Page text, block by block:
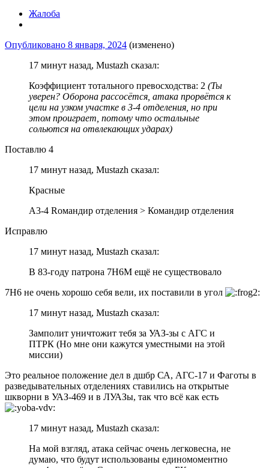
Жалоба
Опубликовано 8 января, 2024 (изменено)
17 минут назад, Mustazh сказал:
Коэффициент тотального превосходства: 2 (Ты
уверен? Оборона рассосётся, атака прорвётся к
цели на узком участке в 3-4 отделения, но при
этом проиграет, потому что остальные
сольются на отвлекающих ударах)
Поставлю 4
17 минут назад, Mustazh сказал:
Красные
А3-4 Rомандир отделения > Командир отделения
Исправлю
17 минут назад, Mustazh сказал:
В 83-году патрона 7Н6М ещё не существовало
7Н6 не очень хорошо себя вели, их поставили в угол
17 минут назад, Mustazh сказал:
Замполит уничтожит тебя за УАЗ-зы с АГС и
ПТРК (Но мне они кажутся уместными на этой
миссии)
Это реальное положение дел в дшбр СА, АГС-17 и Фаготы в
разведывательных отделениях ставились на открытые
шкворни в УАЗ-469 и в ЛУАЗы, так что всё как есть
17 минут назад, Mustazh сказал:
На мой взгляд, атака сейчас очень легковесна, не
думаю, что будут использованы единомоментно